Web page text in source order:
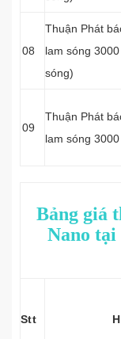
08
Thuận Phát
lam sóng
sóng)
09
Thuận Phát
lam sóng
Bảng giá
Nano
Stt